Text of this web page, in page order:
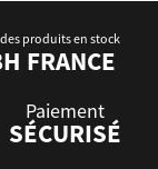
produits en stock
FRANCE
Paiement
SÉCURISÉ